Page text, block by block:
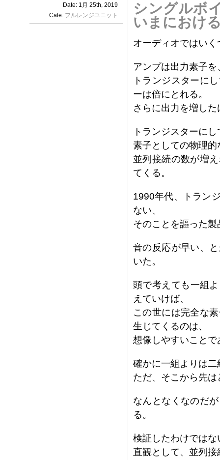
Date: 1月 25th, 2019
Cate: フルレンジユニット
シングルボ
いまにおけ
オーディオではい
アンプは出力素子
トランジスターに
ーは倍にとれる。
さらに出力を増し
トランジスターに
素子としての物理
並列接続の数が増
てくる。
1990年代、トラン
ない、
そのことを謳った
音の反応が早い、
いた。
頭で考えても一組
えていけば、
この世には完全な
生じてくるのは、
想像しやすいことで
確かに一組よりは
ただ、そこから先
なんとなくなのだ
る。
検証したわけではな
直観として、並列